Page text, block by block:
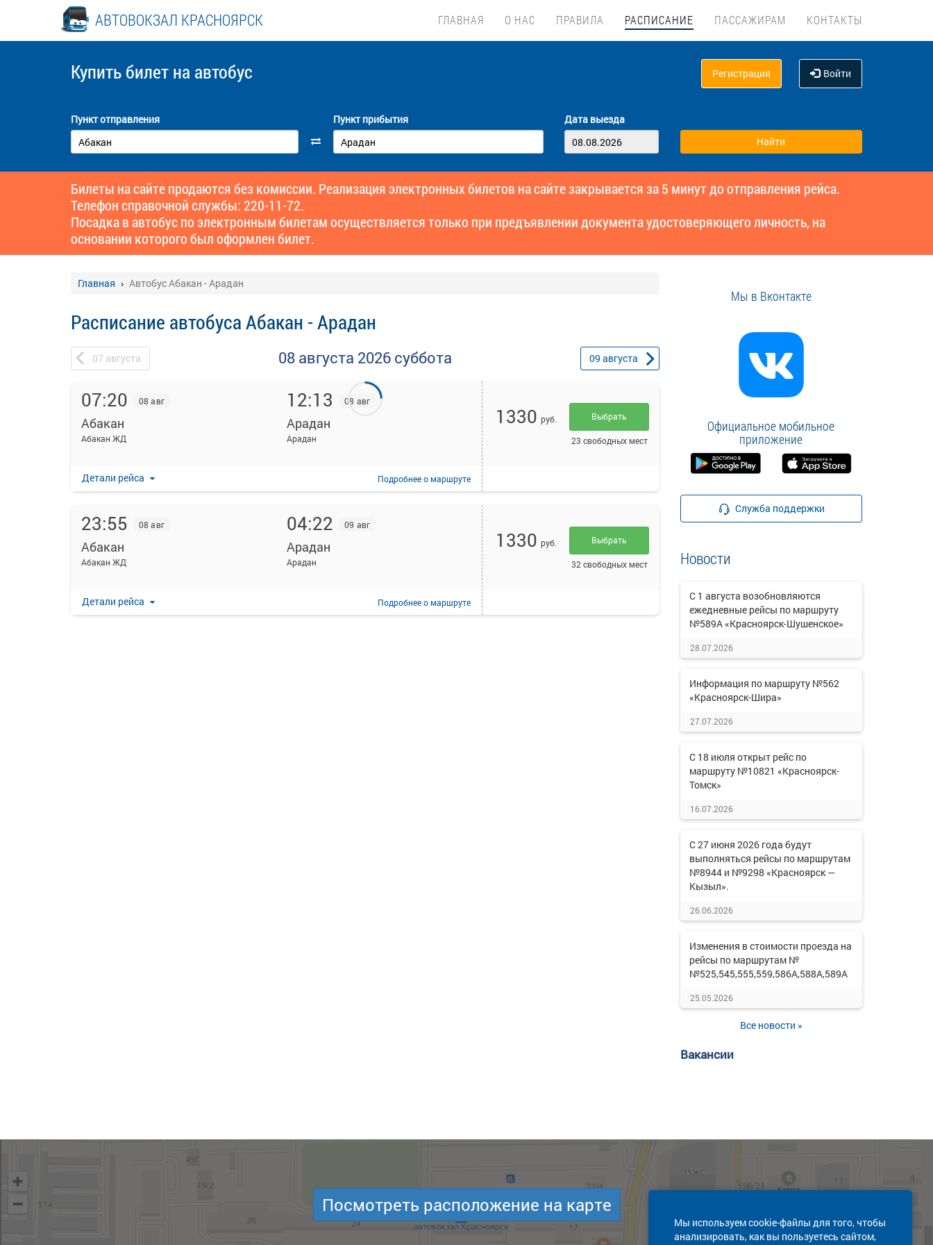
АВТОВОКЗАЛ КРАСНОЯРСК ГЛАВНАЯ О НАС ПРАВИЛА РАСПИСАНИЕ ПАССАЖИРАМ КОНТАКТЫ
Купить билет на автобус Регистрация Войти
Пункт отправления Пункт прибытия Дата выезда
Билеты на сайте продаются без комиссии. Реализация электронных билетов на сайте закрывается за 5 минут до отправления рейса.
Телефон справочной службы: 220-11-72.
Посадка в автобус по электронным билетам осуществляется только при предъявлении документа удостоверяющего личность, на
основании которого был оформлен билет.
Главная Автобус Абакан - Арадан
Расписание автобуса Абакан - Арадан
07 августа 08 августа 2026 суббота 09 августа
07:20 08 авг
Абакан
Абакан ЖД
12:13 08 авг
Арадан
Арадан
Детали рейса Подробнеео маршруте
1330 руб. Выбрать
23 свободных мест
23:55 08 авг
Абакан
Абакан ЖД
04:22 09 авг
Арадан
Арадан
Детали рейса Подробнеео маршруте
1330 руб. Выбрать
32 свободных мест
Мы в Вконтакте
Официальное мобильное
приложение
Служба поддержки
Новости
С 1 августа возобновляются
ежедневные рейсы по маршруту
№589А «Красноярск-Шушенское»
28.07.2026
Информация по маршруту №562
«Красноярск-Шира»
27.07.2026
С 18 июля открыт рейс по
маршруту №10821 «Красноярск-
Томск»
16.07.2026
С 27 июня 2026 года будут
выполняться рейсы по маршрутам
№8944 и №9298 «Красноярск —
Кызыл».
26.06.2026
Изменения в стоимости проезда на
рейсы по маршрутам №
№525,545,555,559,586А,588А,589А
25.05.2026
Все новости »
Вакансии
Мы используем cookie-файлы для того, чтобы
анализировать, как вы пользуетесь сайтом,
Посмотреть расположение на карте